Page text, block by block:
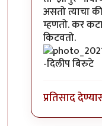
असतो त्याचा
म्हणतो. कर
किटवतो.
-दिलीप बिरुटे
प्रतिसाद